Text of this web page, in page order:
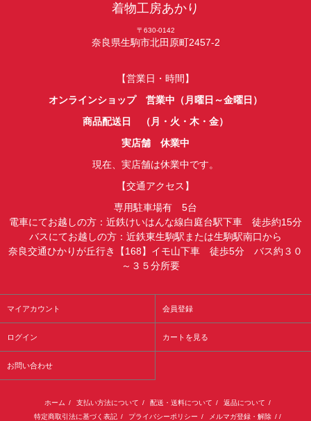
着物工房あかり
〒630-0142
奈良県生駒市北田原町2457-2
【営業日・時間】
オンラインショップ 営業中（月曜日～金曜日）
商品配送日 （月・火・木・金）
実店舗 休業中
現在、実店舗は休業中です。
【交通アクセス】
専用駐車場有 5台
電車にてお越しの方：近鉄けいはんな線白庭台駅下車 徒歩約15分
バスにてお越しの方：近鉄東生駒駅または生駒駅南口から
奈良交通ひかりが丘行き【168】イモ山下車 徒歩5分 バス約３０
～３５分所要
マイアカウント 会員登録
ログイン カートを見る
お問い合わせ
ホーム / 支払い方法について / 配送・送料について / 返品について /
特定商取引法に基づく表記 / プライバシーポリシー / メルマガ登録・解除 / /